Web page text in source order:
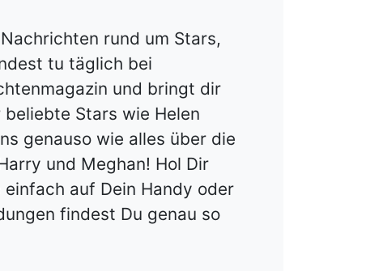
rund um Stars,
tu täglich bei
und bringt dir
Stars wie Helen
genauso wie alles über die
und Meghan! Hol Dir
auf Dein Handy oder
findest Du genau so